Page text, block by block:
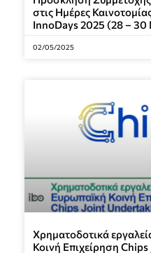
στις Ημέρες
InnoDays 2025 (28 – 30
02/05/2025
Χρηματοδοτικά
Κοινή Επιχείρηση